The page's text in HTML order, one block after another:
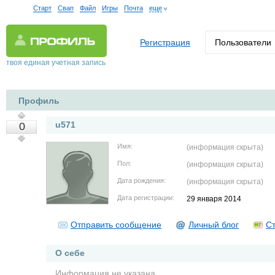
Старт Свап Файл Игры Почта еще
твоя единая учетная запись
Регистрация Пользователи
Профиль
0 u571
Имя: (информация скрыта)
Пол: (информация скрыта)
Дата рождения: (информация скрыта)
Дата регистрации: 29 января 2014
Отправить сообщение Личный блог
О себе